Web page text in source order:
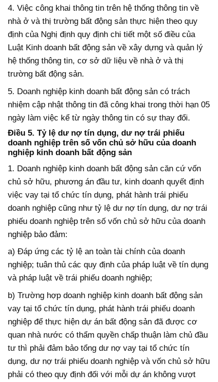
4. Việc công khai thông tin trên hệ thống thông tin về
nhà ở và thị trường bất động sản thực hiện theo quy
định của Nghị định quy định chi tiết một số điều của
Luật Kinh doanh bất động sản về xây dựng và quản lý
hệ thống thông tin, cơ sở dữ liệu về nhà ở và thị
trường bất động sản.
5. Doanh nghiệp kinh doanh bất động sản có trách
nhiệm cập nhật thông tin đã công khai trong thời hạn 05
ngày làm việc kể từ ngày thông tin có sự thay đổi.
Điều 5. Tỷ lệ dư nợ tín dụng, dư nợ trái phiếu
doanh nghiệp trên số vốn chủ sở hữu của doanh
nghiệp kinh doanh bất động sản
1. Doanh nghiệp kinh doanh bất động sản căn cứ vốn
chủ sở hữu, phương án đầu tư, kinh doanh quyết định
việc vay tại tổ chức tín dụng, phát hành trái phiếu
doanh nghiệp cũng như tỷ lệ dư nợ tín dụng, dư nợ trái
phiếu doanh nghiệp trên số vốn chủ sở hữu của doanh
nghiệp bảo đảm:
a) Đáp ứng các tỷ lệ an toàn tài chính của doanh
nghiệp; tuân thủ các quy định của pháp luật về tín dụng
và pháp luật về trái phiếu doanh nghiệp;
b) Trường hợp doanh nghiệp kinh doanh bất động sản
vay tại tổ chức tín dụng, phát hành trái phiếu doanh
nghiệp để thực hiện dự án bất động sản đã được cơ
quan nhà nước có thẩm quyền chấp thuận làm chủ đầu
tư thì phải đảm bảo tổng dư nợ vay tại tổ chức tín
dụng, dư nợ trái phiếu doanh nghiệp và vốn chủ sở hữu
phải có theo quy định đối với mỗi dự án không vượt